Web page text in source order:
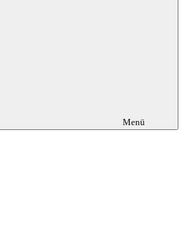
Menü